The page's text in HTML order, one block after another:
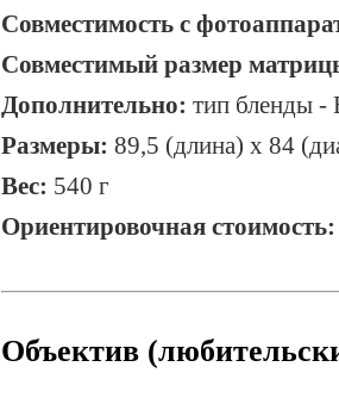
Совместимость с
Совместимый размер
Дополнительно: тип бленды -
Размеры: 89,5 (длина) х 84
Вес: 540 г
Ориентировочная
Объектив (